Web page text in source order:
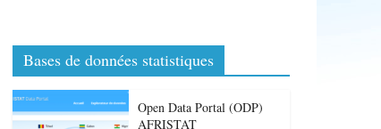
Bases de données statistiques
Open Data Portal (ODP)
AFRISTAT